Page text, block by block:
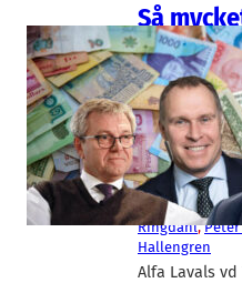
Så
högst
2025
Fakta
AAK, Alfa Laval,
Nolato, Peab,
Christer
Hermann
Westman, Klas
Ringdahl,
Hallengren
Alfa Lavals